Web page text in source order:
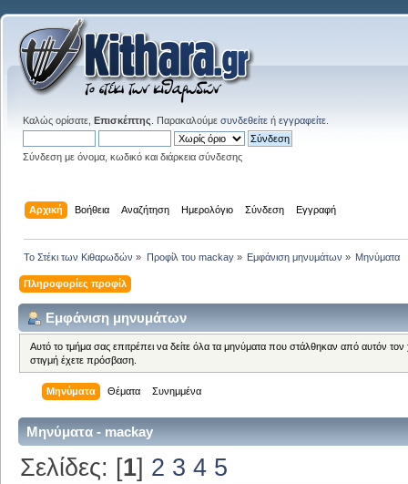
Καλώς ορίσατε, Επισκέπτης . Παρακαλούμε συνδεθείτε ή εγγραφείτε
Σύνδεση με όνομα, κωδικό και διάρκεια σύνδεσης
Αρχική Βοήθεια Αναζήτηση Ημερολόγιο Σύνδεση Εγγραφή
Το Στέκι των Κιθαρωδών » Προφίλ του mackay» Εμφάνιση μηνυμάτων » Μηνύματα
Πληροφορίες προφίλ
Εμφάνιση μηνυμάτων
Αυτό το τμήμα σας επιτρέπει να δείτε όλα τα μηνύματα που στάλθηκαν από αυτόν
στιγμή έχετε πρόσβαση.
Μηνύματα Θέματα Συνημμένα
Μηνύματα - mackay
Σελίδες: [1] 2 3 4 5